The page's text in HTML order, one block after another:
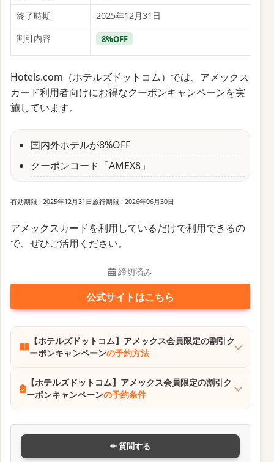
終了時期
2025年12月31日
割引内容
8%OFF
Hotels.com（ホテルズドットコム）では、アメックス
カード利用者向けにお得なクーポンキャンペーンを実
施しています。
国内外ホテルが8%OFF
クーポンコード「AMEX8」
有効期限 : 2025年12月31日旅行期限 : 2026年06月30日
アメックスカードを利用しているだけで利用できるの
で、ぜひご活用ください。
締切済み
公式サイトはこちら
【ホテルズドットコム】アメックス会員限定の割引ク
ーポンキャンペーンの予約方法
【ホテルズドットコム】アメックス会員限定の割引ク
ーポンキャンペーンの予約条件
✏ 質問する